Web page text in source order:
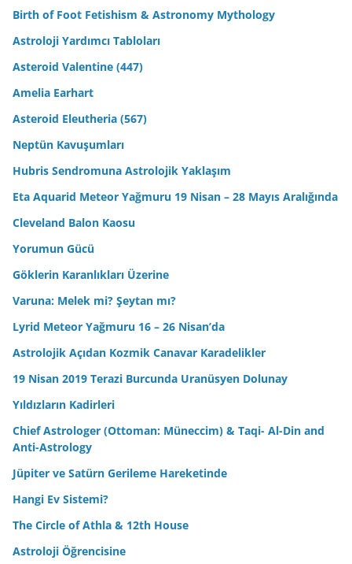
Birth of Foot Fetishism & Astronomy Mythology
Astroloji Yardımcı Tabloları
Asteroid Valentine (447)
Amelia Earhart
Asteroid Eleutheria (567)
Neptün Kavuşumları
Hubris Sendromuna Astrolojik Yaklaşım
Eta Aquarid Meteor Yağmuru 19 Nisan – 28 Mayıs Aralığında
Cleveland Balon Kaosu
Yorumun Gücü
Göklerin Karanlıkları Üzerine
Varuna: Melek mi? Şeytan mı?
Lyrid Meteor Yağmuru 16 – 26 Nisan’da
Astrolojik Açıdan Kozmik Canavar Karadelikler
19 Nisan 2019 Terazi Burcunda Uranüsyen Dolunay
Yıldızların Kadirleri
Chief Astrologer (Ottoman: Müneccim) & Taqi- Al-Din and
Anti-Astrology
Jüpiter ve Satürn Gerileme Hareketinde
Hangi Ev Sistemi?
The Circle of Athla & 12th House
Astroloji Öğrencisine